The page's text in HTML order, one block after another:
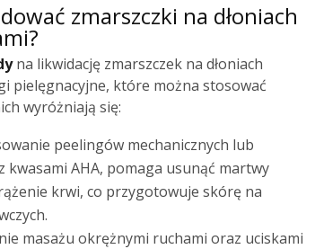
zmarszczki na dłoniach
na likwidację zmarszczek na dłoniach
pielęgnacyjne, które można stosować
wyróżniają się:
peelingów mechanicznych lub
kwasami AHA, pomaga usunąć martwy
krwi, co przygotowuje skórę na
masażu okrężnymi ruchami oraz uciskami